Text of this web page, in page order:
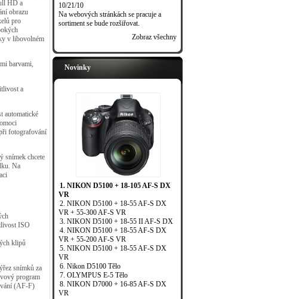
HD a
obrazu
pro
v libovolném
barvami,
a
automatické
fotografování
snímek chcete
Na
ISO
klipů
snímků za
program
(AF-F)
10/21/10
Na webových stránkách se pracuje a
sortiment se bude rozšiřovat.
Zobraz všechny
Novinky
1. NIKON D5100 + 18-105 AF-S DX
VR
2. NIKON D5100 + 18-55 AF-S DX
VR + 55-300 AF-S VR
3. NIKON D5100 + 18-55 II AF-S DX
4. NIKON D5100 + 18-55 AF-S DX
VR + 55-200 AF-S VR
5. NIKON D5100 + 18-55 AF-S DX
VR
6. Nikon D5100 Tělo
7. OLYMPUS E-5 Tělo
8. NIKON D7000 + 16-85 AF-S DX
VR